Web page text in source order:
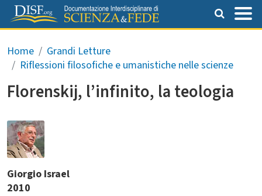
Salta al contenuto principale
Briciole di pane
Home
Grandi Letture
Riflessioni filosofiche e umanistiche nelle scienze
Florenskij, l’infinito, la teologia
Giorgio Israel
2010